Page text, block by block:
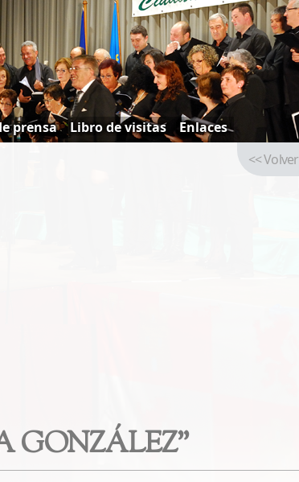
prensa Libro de visitas Enlaces
GONZÁLEZ"
<< Volver